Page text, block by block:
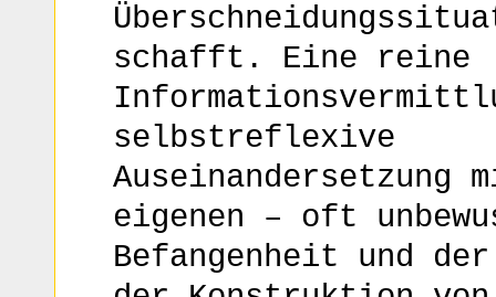
schafft. Eine reine
selbstreflexive
Auseinandersetzung
eigenen – oft
Befangenheit und